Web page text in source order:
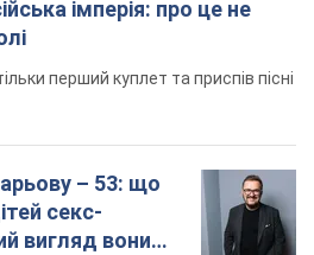
імперія: про це не
перший куплет та приспів пісні
– 53: що
секс-
вигляд вони